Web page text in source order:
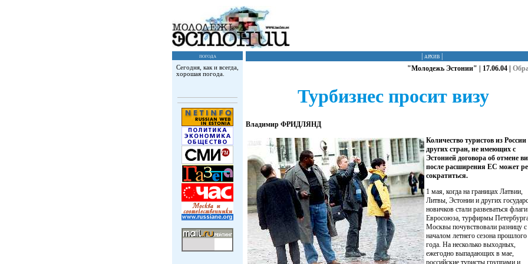
погода
Сегодня, как и всегда,
хорошая погода.
архив
"Молодежь Эстонии" | 17.06.04 |
Турбизнес просит визу
Владимир ФРИДЛЯНД
Количество туристов из России
других стран, не имеющих с
Эстонией договора об отмене
после расширения ЕС может
сократиться.
1 мая, когда на границах Латвии,
Литвы, Эстонии и других
новичков стали развеваться флаги
Евросоюза, турфирмы
Москвы почувствовали разницу с
началом летнего сезона прошлого
года. На несколько выходных,
ежегодно выпадающих в мае,
российские туристы группами и